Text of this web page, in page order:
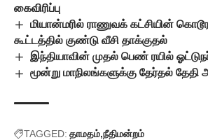
கைவிரிப்பு
மியான்மரில் ராணுவக் கட்சியின்
கூட்டத்தில் குண்டு வீசி தாக்குதல்
இந்தியாவின் முதல் பெண் ரயில்
மூன்று மாநிலங்களுக்கு தேர்தல் தேதி
TAGGED: தாமதம் நீதிமன்றம்